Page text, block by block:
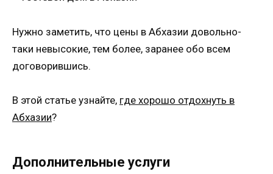
Нужно заметить, что цены в Абхазии довольно-
таки невысокие, тем более, заранее обо всем
договорившись.
В этой статье узнайте, где хорошо отдохнуть в
Абхазии?
Дополнительные услуги